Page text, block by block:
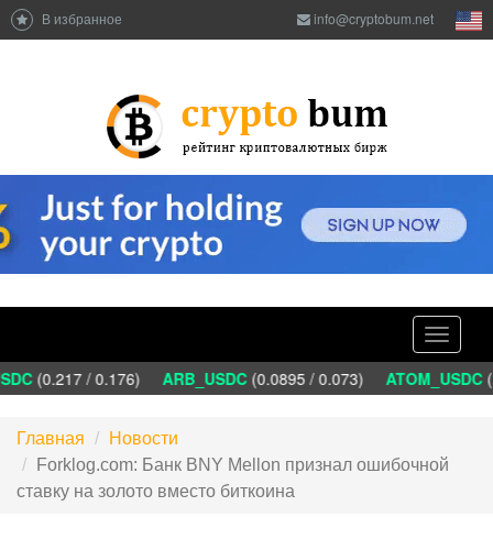
В избранное info@cryptobum.net
Toggle
(0.217 / 0.176) ARB_USDC(0.0895 / 0.073) ATOM_USDC
Главная
Новости
Forklog.com: Банк BNY Mellon признал ошибочной
ставку на золото вместо биткоина